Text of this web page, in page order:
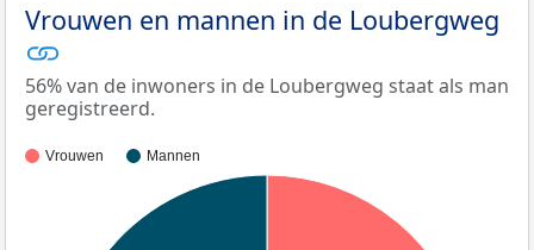
Vrouwen en mannen in de Loubergweg
56% van de inwoners in de Loubergweg staat als man
geregistreerd.
Vrouwen Mannen